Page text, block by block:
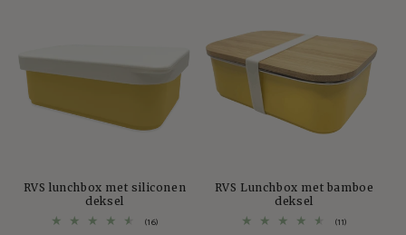
RVS lunchbox met siliconen
deksel
(16)
RVS Lunchbox met bamboe
deksel
(11)